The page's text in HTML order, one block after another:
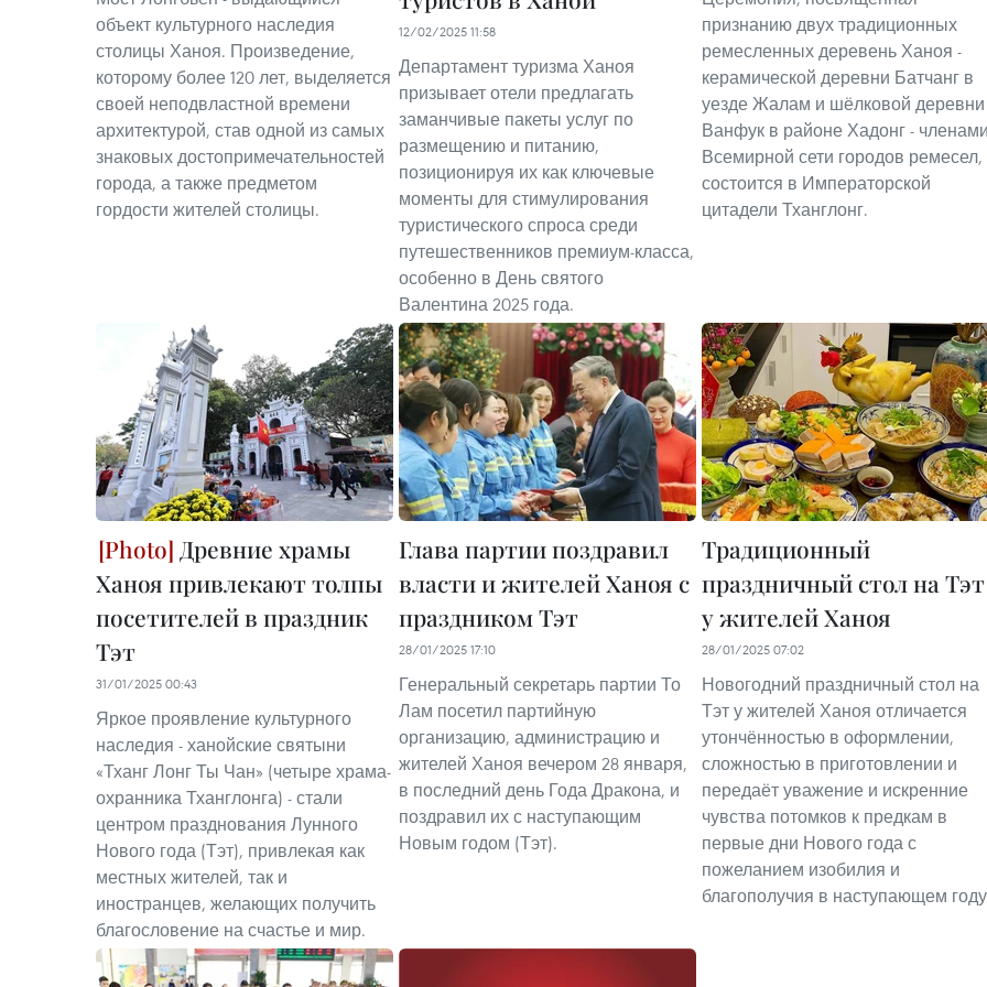
объект культурного наследия
столицы Ханоя. Произведение,
которому более 120 лет, выделяется
своей неподвластной времени
архитектурой, став одной из самых
знаковых достопримечательностей
города, а также предметом
гордости жителей столицы.
12/02/2025 11:58
Департамент туризма Ханоя
призывает отели предлагать
заманчивые пакеты услуг по
размещению и питанию,
позиционируя их как ключевые
моменты для стимулирования
туристического спроса среди
путешественников премиум-класса,
особенно в День святого
Валентина 2025 года.
признанию двух традиционных
ремесленных деревень Ханоя -
керамической деревни Батчанг в
уезде Жалам и шёлковой деревни
Ванфук в районе Хадонг -
Всемирной сети городов ремесел,
состоится в Императорской
цитадели Тханглонг.
Древние храмы
Ханоя привлекают толпы
посетителей в праздник
Тэт
31/01/2025 00:43
Яркое проявление культурного
наследия - ханойские святыни
«Тханг Лонг Ты Чан» (четыре храма-
охранника Тханглонга) - стали
центром празднования Лунного
Нового года (Тэт), привлекая как
местных жителей, так и
иностранцев, желающих получить
благословение на счастье и мир.
Глава партии поздравил
власти и жителей Ханоя с
праздником Тэт
28/01/2025 17:10
Генеральный секретарь партии То
Лам посетил партийную
организацию, администрацию и
жителей Ханоя вечером 28 января,
в последний день Года Дракона, и
поздравил их с наступающим
Новым годом (Тэт).
Традиционный
праздничный стол на Тэт
у жителей Ханоя
28/01/2025 07:02
Новогодний праздничный стол на
Тэт у жителей Ханоя отличается
утончённостью в оформлении,
сложностью в приготовлении и
передаёт уважение и искренние
чувства потомков к предкам в
первые дни Нового года с
пожеланием изобилия и
благополучия в наступающем